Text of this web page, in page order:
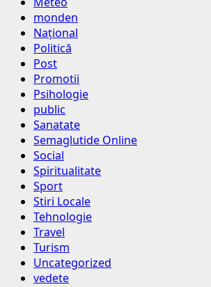
monden
Național
Politică
Post
Promotii
Psihologie
public
Sanatate
Semaglutide Online
Social
Spiritualitate
Sport
Stiri Locale
Tehnologie
Travel
Turism
Uncategorized
vedete